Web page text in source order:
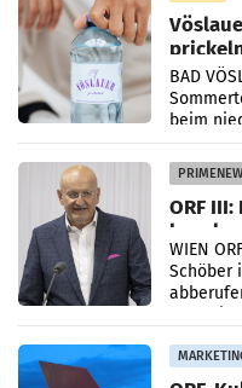
BAD
beim
ORF
WIEN
Schöber